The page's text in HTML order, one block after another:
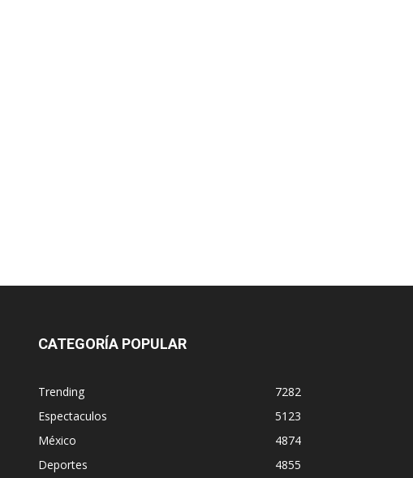
CATEGORÍA POPULAR
Trending
7282
Espectaculos
5123
México
4874
Deportes
4855